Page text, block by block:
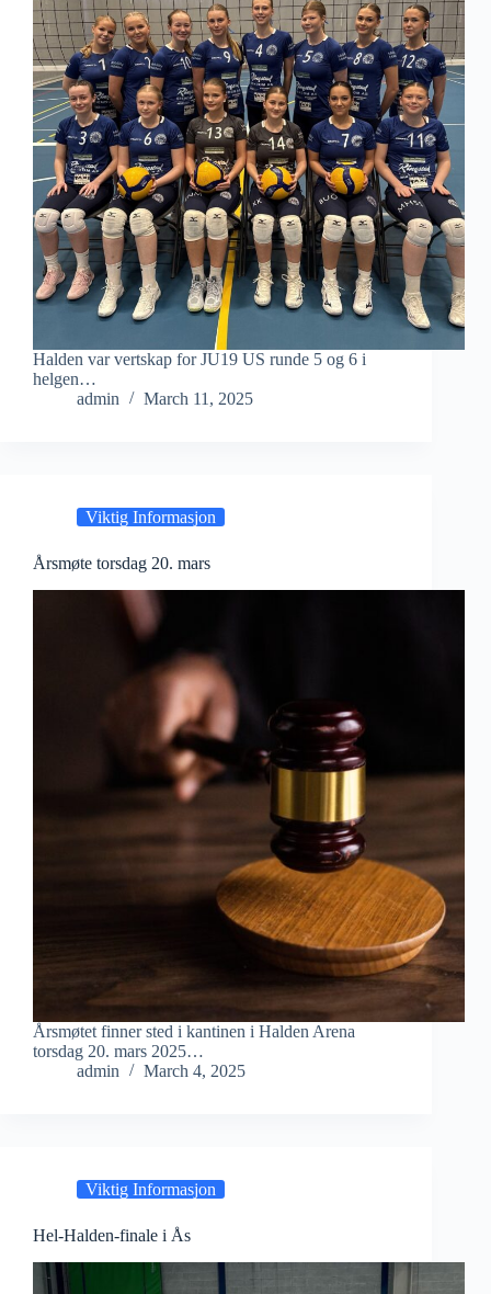
Halden var vertskap for JU19 US runde 5 og 6 i
helgen…
admin
March 11, 2025
Viktig Informasjon
Årsmøte torsdag 20. mars
Årsmøtet finner sted i kantinen i Halden Arena
torsdag 20. mars 2025…
admin
March 4, 2025
Viktig Informasjon
Hel-Halden-finale i Ås